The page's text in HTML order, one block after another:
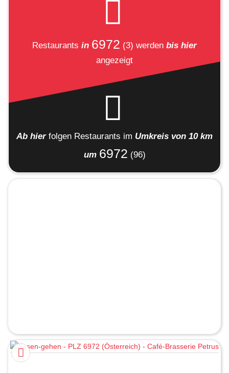
Restaurants in 6972 (3) werden bis hier
angezeigt
Ab hier folgen Restaurants im Umkreis von 10 km
um 6972 (96)